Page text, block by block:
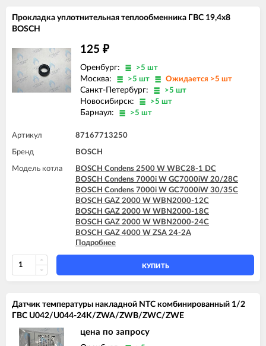
Прокладка уплотнительная теплообменника ГВС 19,4x8
BOSCH
125 ₽
Оренбург: >5 шт
Москва: >5 шт Ожидается >5 шт
Санкт-Петербург: >5 шт
Новосибирск: >5 шт
Барнаул: >5 шт
Артикул 87167713250
Бренд BOSCH
Модель котла
BOSCH Condens 2500 W WBC28-1 DC
BOSCH Condens 7000i W GC7000iW 20/28C
BOSCH Condens 7000i W GC7000iW 30/35C
BOSCH GAZ 2000 W WBN2000-12C
BOSCH GAZ 2000 W WBN2000-18C
BOSCH GAZ 2000 W WBN2000-24C
BOSCH GAZ 4000 W ZSA 24-2A
BOSCH GAZ 4000 W ZSA 24-2K
BOSCH GAZ 4000 W ZWA 24-2A
BOSCH GAZ 4000 W ZWA 24-2K
BOSCH GAZ 6000 W WBN6000 12C
BOSCH GAZ 6000 W WBN6000 28C
BOSCH GAZ 6000 W WBN6000 35C
BOSCH GAZ 7000 W ZSC 24-3MFA
Подробнее
КУПИТЬ
Датчик температуры накладной NTC комбинированный 1/2
ГВС U042/U044-24K/ZWA/ZWB/ZWC/ZWE
цена по запросу